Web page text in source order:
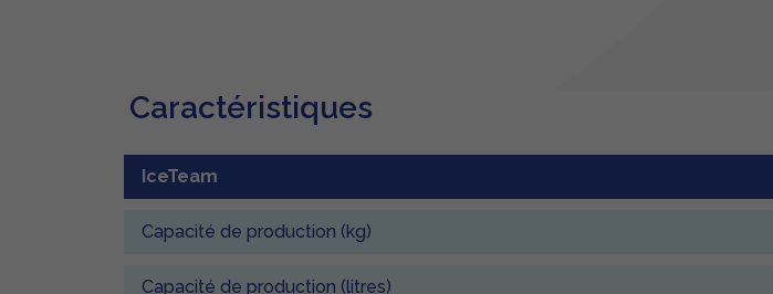
Caractéristiques
IceTeam
Capacité de production (kg)
Capacité de production (litres)